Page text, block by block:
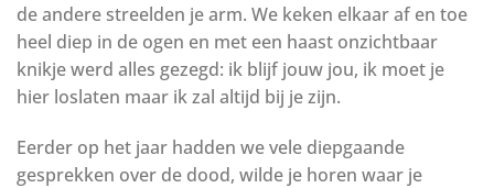
de andere streelden je arm. We keken elkaar af en toe
heel diep in de ogen en met een haast onzichtbaar
knikje werd alles gezegd: ik blijf jouw jou, ik moet je
hier loslaten maar ik zal altijd bij je zijn.
Eerder op het jaar hadden we vele diepgaande
gesprekken over de dood, wilde je horen waar je